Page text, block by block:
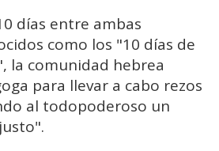
días entre ambas
como los "10 días de
la comunidad hebrea
para llevar a cabo rezos
al todopoderoso un